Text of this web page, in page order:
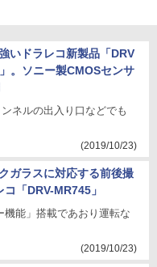
いドラレコ新製品「DRV
。ソニー製CMOSセンサ
ネルの出入り口などでも
(2019/10/23)
ガラスに対応する前後撮
「DRV-MR745」
機能」搭載であおり運転な
(2019/10/23)